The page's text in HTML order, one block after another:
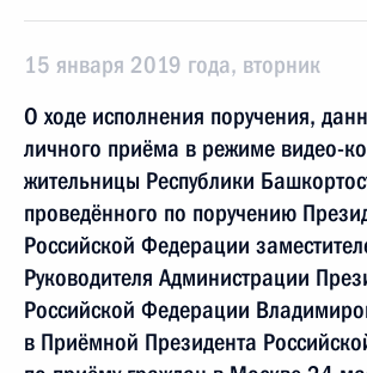
15 января 2019 года, вторник
О ходе исполнения поручения,
личного приёма в режиме видео-
жительницы Республики
проведённого по поручению
Российской Федерации
Руководителя Администрации
Российской Федерации
в Приёмной Президента